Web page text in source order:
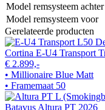
Model remsysteem achter
Model remsysteem voor
Gerelateerde producten
Cortina E-U4 Transport
€ 2.899,-
• Millionaire Blue Matt
• Framemaat 50
Batavus Altura PT 2026